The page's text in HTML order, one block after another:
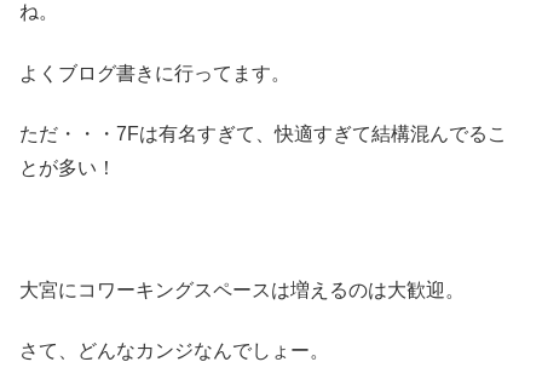
ね。
よくブログ書きに行ってます。
ただ・・・7Fは有名すぎて、快適すぎて結構混んでるこ
とが多い！
大宮にコワーキングスペースは増えるのは大歓迎。
さて、どんなカンジなんでしょー。